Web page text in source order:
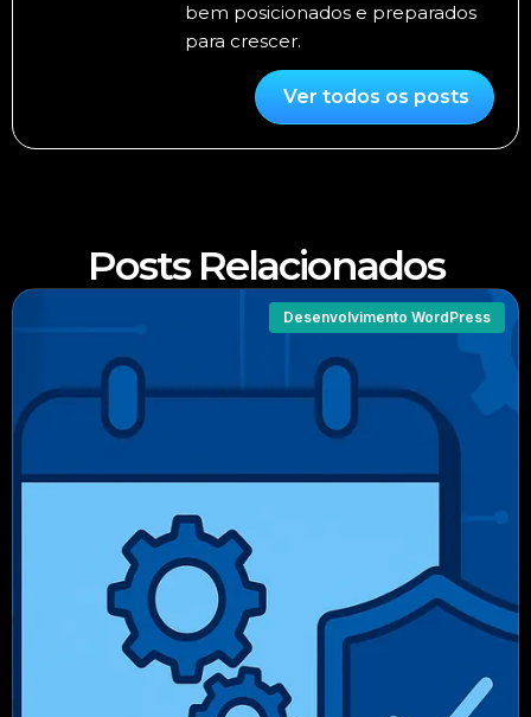
bem posicionados e preparados
para crescer.
Ver todos os posts
Posts Relacionados
Desenvolvimento WordPress